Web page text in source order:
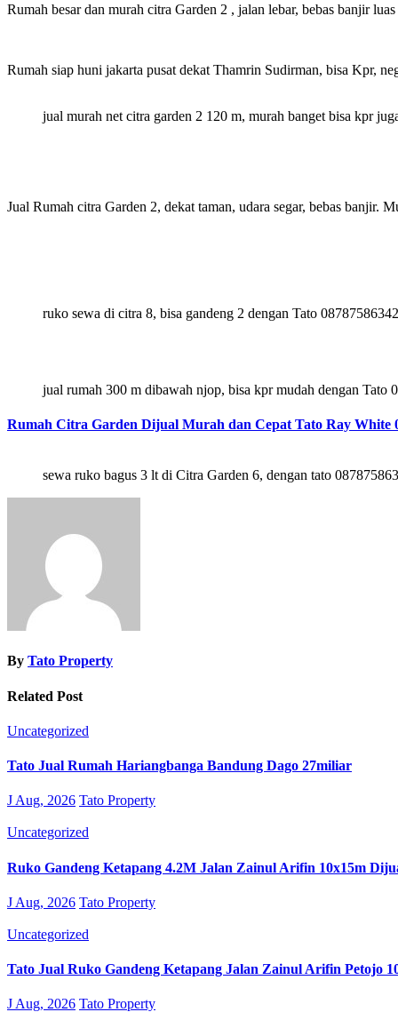
Rumah besar dan murah citra Garden 2 , jalan lebar, bebas banjir
Rumah siap huni jakarta pusat dekat Thamrin Sudirman, bisa Kpr,
jual murah net citra garden 2 120 m, murah banget bisa kpr
Jual Rumah citra Garden 2, dekat taman, udara segar, bebas banjir.
ruko sewa di citra 8, bisa gandeng 2 dengan Tato
jual rumah 300 m dibawah njop, bisa kpr mudah dengan Tato
Rumah Citra Garden Dijual Murah dan Cepat Tato Ray White
sewa ruko bagus 3 lt di Citra Garden 6, dengan tato
By Tato Property
Related Post
Uncategorized
Tato Jual Rumah Hariangbanga Bandung Dago 27miliar
J Aug, 2026 Tato Property
Uncategorized
Ruko Gandeng Ketapang 4.2M Jalan Zainul Arifin 10x15m
J Aug, 2026 Tato Property
Uncategorized
Tato Jual Ruko Gandeng Ketapang Jalan Zainul Arifin Petojo
J Aug, 2026 Tato Property